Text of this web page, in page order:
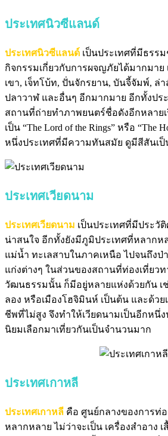
ประเทศนิวซีแลนด์
ประเทศนิวซีแลนด์ เป็นประเทศที่มีธรร
กิจกรรมเกี่ยวกับการผจญภัยได้มากมาย
เขา, เจ็ทโบ้ท, ปั่นจักรยาน, บันจี้จัมพ์, ล่
ปลาวาฬ และอื่นๆ อีกมากมาย อีกทั้งปร
สถานที่ถ่ายทำภาพยนตร์ชื่อดังอีกหลาย
เป็น “The Lord of the Rings” หรือ “The
หนึ่งประเทศที่มีความทันสมัย ดูมีสีสันเป็
ประเทศเวียดนาม
ประเทศเวียดนาม เป็นประเทศที่มีประวั
น่าสนใจ อีกทั้งยังมีภูมิประเทศที่หลากห
แม่น้ำ ทะเลสาบในภาคเหนือไปจนถึงป่
แก่งต่างๆ ในส่วนของสถานที่ท่องเที่ยวท
วัฒนธรรมนั้น ก็มีอยู่หลายแห่งด้วยกัน เ
ลอง หรือเมืองโฮจิมินห์ เป็นต้น และด้วย
ชีพที่ไม่สูง จึงทำให้เวียดนามเป็นอีกหนึ่
นิยมเลือกมาเที่ยวกันเป็นจำนวนมาก
ประเทศเกาหลี
ประเทศเกาหลี คือ ศูนย์กลางของการท่
หลากหลายไม่ว่าจะเป็น เครื่องสำอาง